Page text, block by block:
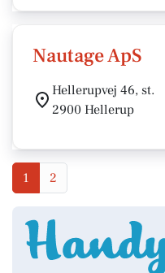
Nautage ApS
Hellerupvej 46, st.
2900 Hellerup
1 2